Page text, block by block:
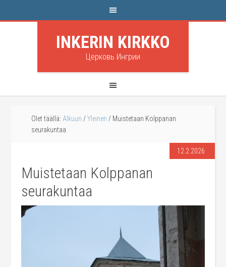
INKERIN KIRKKO
Церковь Ингрии
Olet täällä: Alkuun / Yleinen / Muistetaan Kolppanan
seurakuntaa
12.2.2026
Muistetaan Kolppanan
seurakuntaa